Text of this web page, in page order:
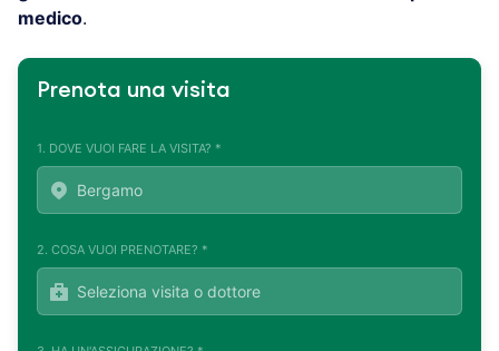
medico.
Prenota una visita
1. DOVE VUOI FARE LA VISITA? *
2. COSA VUOI PRENOTARE? *